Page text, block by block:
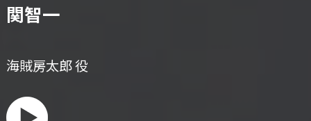
関智一
海賊房太郎 役